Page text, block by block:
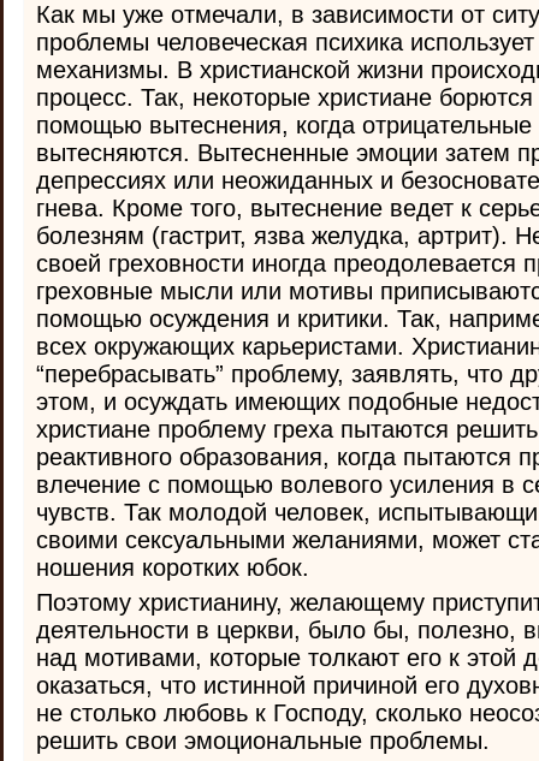
Как мы уже отмечали, в зависимости от
проблемы человеческая психика
механизмы. В христианской жизни
процесс. Так, некоторые христиане
помощью вытеснения, когда
вытесняются. Вытесненные эмоции затем
депрессиях или неожиданных и
гнева. Кроме того, вытеснение ведет к
болезням (гастрит, язва желудка, артрит).
своей греховности иногда преодолевается
греховные мысли или мотивы
помощью осуждения и критики. Так,
всех окружающих карьеристами.
“перебрасывать” проблему, заявлять, что
этом, и осуждать имеющих подобные
христиане проблему греха пытаются
реактивного образования, когда пытаются
влечение с помощью волевого усиления в
чувств. Так молодой человек,
своими сексуальными желаниями, может
ношения коротких юбок.
Поэтому христианину, желающему
деятельности в церкви, было бы, полезно,
над мотивами, которые толкают его к этой
оказаться, что истинной причиной его
не столько любовь к Господу, сколько
решить свои эмоциональные проблемы.